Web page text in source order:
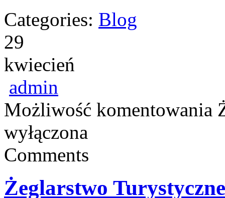
Categories: Blog
29
kwiecień
admin
Możliwość komentowania
wyłączona
Comments
Żeglarstwo Turystyczne